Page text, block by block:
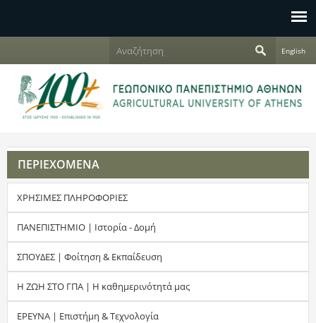
Φ
ό
μ
α
α
ν
α
ζ
ή
ζ
ή
τ
η
English
ΠΕΡΙΕΧΟΜΕΝΑ
ΧΡΗΣΙΜΕΣ ΠΛΗΡΟΦΟΡΙΕΣ
ΠΑΝΕΠΙΣΤΗΜΙΟ | Ιστορία - Δομή
ΣΠΟΥΔΕΣ | Φοίτηση & Εκπαίδευση
Η ΖΩΗ ΣΤΟ ΓΠΑ | Η καθημερινότητά μας
ΕΡΕΥΝΑ | Επιστήμη & Τεχνολογία